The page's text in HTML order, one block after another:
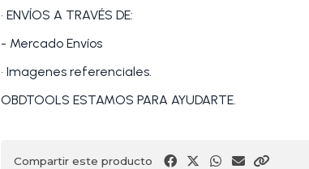
• ENVÍOS A TRAVÉS DE:
- Mercado Envíos
• Imagenes referenciales.
OBDTOOLS ESTAMOS PARA AYUDARTE.
Compartir este producto